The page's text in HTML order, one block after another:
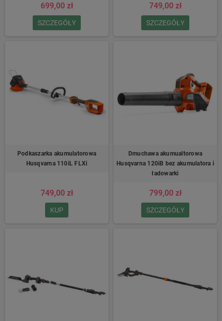
699,00 zł
SZCZEGÓŁY
749,00 zł
SZCZEGÓŁY
Podkaszarka akumulatorowa
Husqvarna 110iL FLXi
749,00 zł
KUP
Dmuchawa akumualtorowa
Husqvarna 120iB bez akumulatora i
ładowarki
799,00 zł
SZCZEGÓŁY